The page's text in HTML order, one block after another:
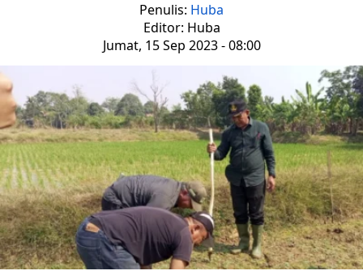
Penulis: Huba
Editor: Huba
Jumat, 15 Sep 2023 - 08:00